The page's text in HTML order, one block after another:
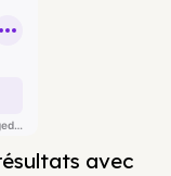
avec